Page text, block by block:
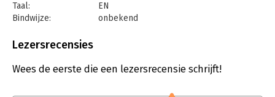
Taal:
EN
Bindwijze:
onbekend
Lezersrecensies
Wees de eerste die een lezersrecensie schrijft!